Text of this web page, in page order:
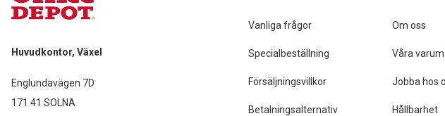
Huvudkontor, Växel
Englundavägen 7D
171 41 SOLNA
Vanliga frågor
Specialbeställning
Försäljningsvillkor
Betalningsalternativ
Om oss
Våra
Jobba hos
Hållbarhet